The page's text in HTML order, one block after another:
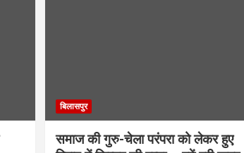
बिलासपुर
समाज की गुरु-चेला परंपरा को लेकर हुए